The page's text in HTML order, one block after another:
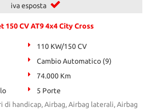
iva esposta
150 CV AT9 4x4 City Cross
110 KW/150 CV
Cambio Automatico (9)
74.000 Km
5 Porte
di handicap, Airbag, Airbag laterali, Airbag